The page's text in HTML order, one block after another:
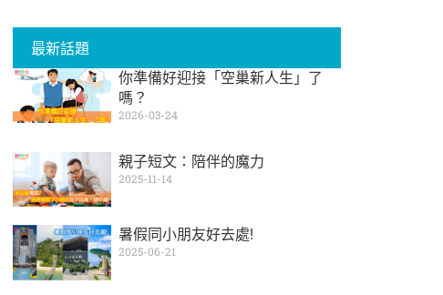
最新話題
你準備好迎接「空巢新人生」了
嗎？
2026-03-24
親子短文：陪伴的魔力
2025-11-14
暑假同小朋友好去處!
2025-06-21